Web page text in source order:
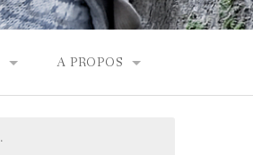
A PROPOS